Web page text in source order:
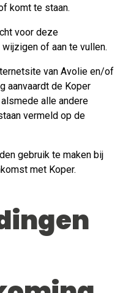
komt te staan.
voor deze
of aan te vullen.
van Avolie en/of
aanvaardt de Koper
alle andere
vermeld op de
gebruik te maken bij
met Koper.